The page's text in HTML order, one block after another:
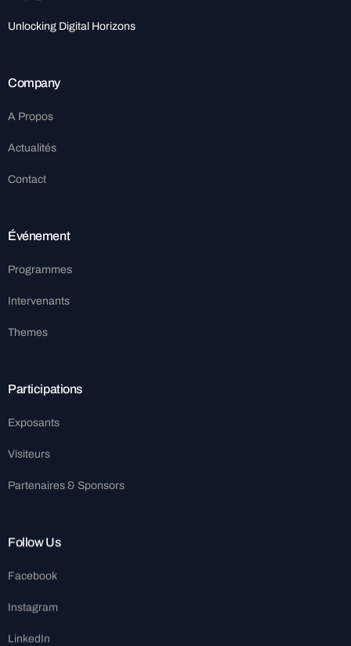
Unlocking Digital Horizons
Company
A Propos
Actualités
Contact
Événement
Programmes
Intervenants
Themes
Participations
Exposants
Visiteurs
Partenaires & Sponsors
Follow Us
Facebook
Instagram
LinkedIn